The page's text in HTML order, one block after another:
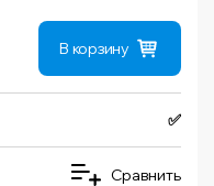
В корзину
✅
Сравнить